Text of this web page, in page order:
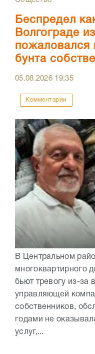
Беспредел
Волгограде
пожаловался
бунта
05.08.2026 19:35
Комментарии
В Центральном
многоквартирного
бьют тревогу из-за
управляющей
собственников,
годами не
услуг,...